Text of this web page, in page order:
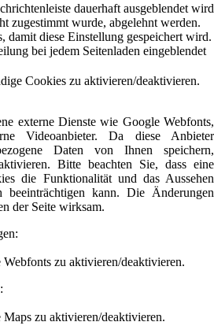
dauerhaft ausgeblendet wird
zugestimmt wurde, abgelehnt werden.
damit diese Einstellung gespeichert wird.
bei jedem Seitenladen eingeblendet
Cookies zu aktivieren/deaktivieren.
externe Dienste wie Google Webfonts,
Videoanbieter. Da diese Anbieter
Daten von Ihnen speichern,
Bitte beachten Sie, dass eine
die Funktionalität und das Aussehen
beeinträchtigen kann. Die Änderungen
der Seite wirksam.
zu aktivieren/deaktivieren.
zu aktivieren/deaktivieren.